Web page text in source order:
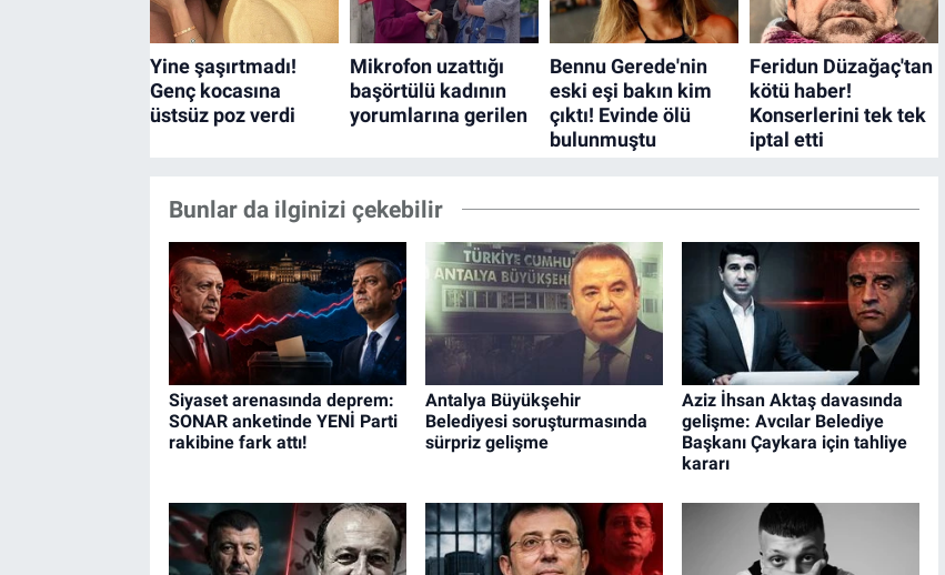
Bunlar da ilginizi çekebilir
Siyaset arenasında deprem:
SONAR anketinde YENİ Parti
rakibine fark attı!
Antalya Büyükşehir
Belediyesi soruşturmasında
sürpriz gelişme
Aziz İhsan Aktaş davasında
gelişme: Avcılar Belediye
Başkanı Çaykara için tahliye
kararı